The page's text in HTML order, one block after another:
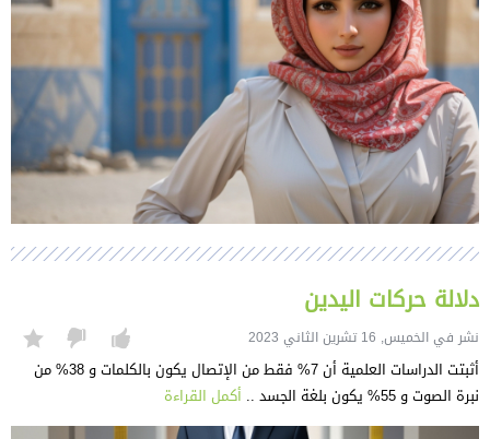
دلالة حركات اليدين
نشر في الخميس, 16 تشرين الثاني 2023
أثبتت الدراسات العلمية أن 7% فقط من الإتصال يكون بالكلمات و 38% من
نبرة الصوت و 55% يكون بلغة الجسد ..
أكمل القراءة